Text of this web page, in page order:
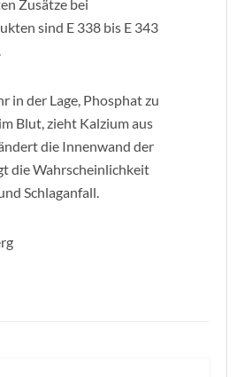
Zusätze bei
sind E 338 bis E 343
in der Lage, Phosphat zu
Blut, zieht Kalzium aus
die Innenwand der
die Wahrscheinlichkeit
Schlaganfall.